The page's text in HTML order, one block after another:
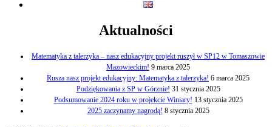
Aktualności
Matematyka z talerzyka – nasz edukacyjny projekt ruszył w SP12 w Tomaszowie
Mazowieckim! 9 marca 2025
Rusza nasz projekt edukacyjny: Matematyka z talerzyka! 6 marca 2025
Podziękowania z SP w Górznie! 31 stycznia 2025
Podsumowanie 2024 roku w projekcie Winiary! 13 stycznia 2025
2025 zaczynamy nagrodą! 8 stycznia 2025